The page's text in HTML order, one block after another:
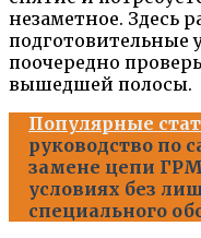
незаметное. Здесь
подготовительные
поочередно
вышедшей полосы.
Популярные
руководство по
замене цепи
условиях без
специального